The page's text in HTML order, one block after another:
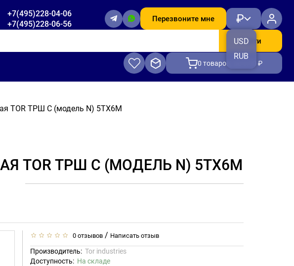
+7(495)228-04-06
+7(495)228-06-56
Перезвоните мне ₽
USD
RUB
Найти
0 товаров, на 0.00 ₽
TOR ТРШ C (модель N) 5ТХ6M
TOR ТРШ C (МОДЕЛЬ N) 5ТХ6M
0 отзывов / Написать отзыв
Производитель: Tor industries
Доступность: На складе